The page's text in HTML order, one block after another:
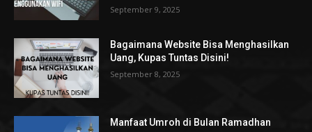
September 9, 2025
Bagaimana Website Bisa Menghasilkan
Uang, Kupas Tuntas Disini!
September 8, 2025
Manfaat Umroh di Bulan Ramadhan